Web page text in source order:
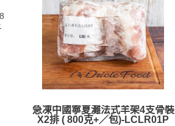
急凍中國寧夏灘法式羊架4支骨裝
X2排 ( 800克+／包)-LCLR01P